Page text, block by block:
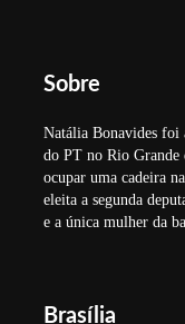
Sobre
Natália Bonavides foi
do PT no Rio Grande
ocupar uma cadeira
eleita a segunda
e a única mulher da
Brasília